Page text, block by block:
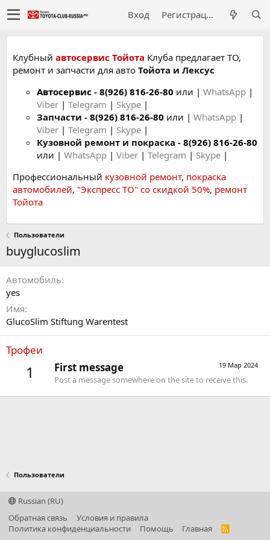
Вход Регистрация
Клубный автосервис Тойота Клуба предлагает ТО,
ремонт и запчасти для авто Тойота и Лексус
Автосервис - 8(926) 816-26-80 или | WhatsApp |
Viber | Telegram | Skype |
Запчасти - 8(926) 816-26-80 или | WhatsApp |
Viber | Telegram | Skype |
Кузовной ремонт и покраска - 8(926) 816-26-80
или | WhatsApp | Viber | Telegram | Skype |
Профессиональный кузовной ремонт, покраска
автомобилей, "Экспресс ТО" со скидкой 50%, ремонт
Тойота
Пользователи
buyglucoslim
Автомобиль
yes
Имя
GlucoSlim Stiftung Warentest
Трофеи
1 19 Мар 2024
First message
Post a message somewhere on the site to receive this.
Пользователи
Russian (RU)
Обратная связь
Условия и правила
Политика конфиденциальности
Помощь Главная
R